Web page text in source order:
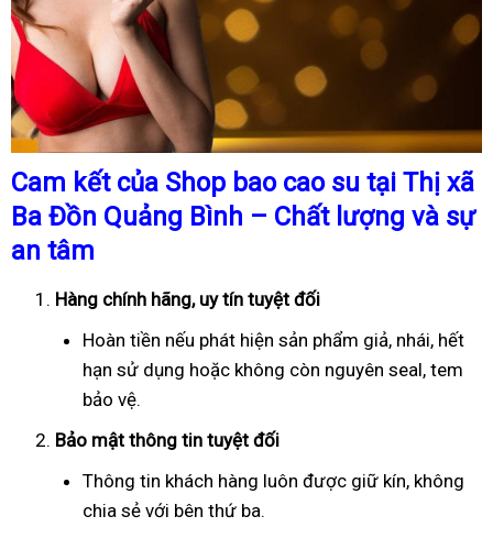
Cam kết của Shop bao cao su tại Thị xã
Ba Đồn Quảng Bình – Chất lượng và sự
an tâm
Hàng chính hãng, uy tín tuyệt đối
Hoàn tiền nếu phát hiện sản phẩm giả, nhái, hết
hạn sử dụng hoặc không còn nguyên seal, tem
bảo vệ.
Bảo mật thông tin tuyệt đối
Thông tin khách hàng luôn được giữ kín, không
chia sẻ với bên thứ ba.